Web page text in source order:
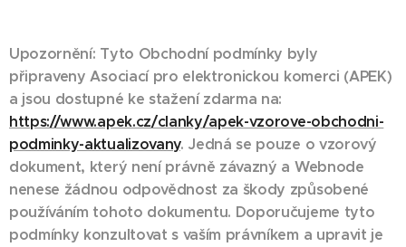
Upozornění: Tyto Obchodní podmínky byly
připraveny Asociací pro elektronickou komerci (APEK)
a jsou dostupné ke stažení zdarma na:
https://www.apek.cz/clanky/apek-vzorove-obchodni-
podminky-aktualizovany. Jedná se pouze o vzorový
dokument, který není právně závazný a Webnode
nenese žádnou odpovědnost za škody způsobené
používáním tohoto dokumentu. Doporučujeme tyto
podmínky konzultovat s vaším právníkem a upravit je